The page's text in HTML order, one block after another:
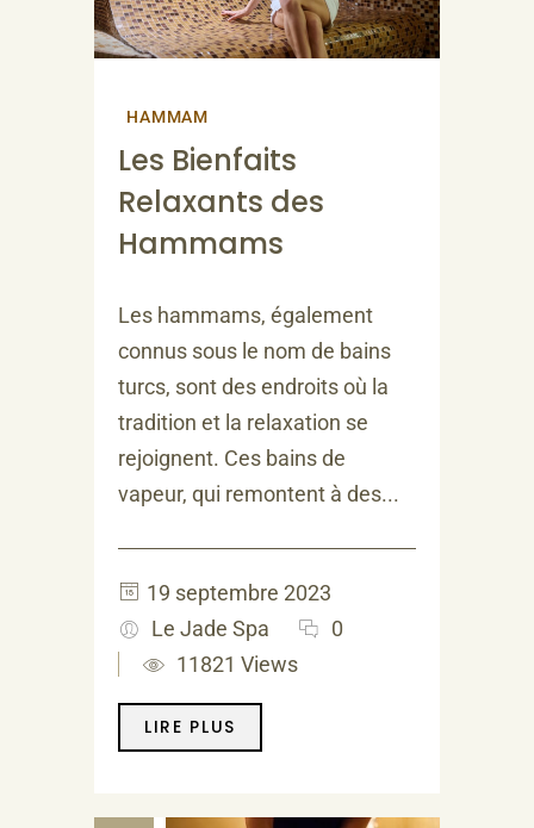
HAMMAM
Les Bienfaits
Relaxants des
Hammams
Les hammams, également
connus sous le nom de bains
turcs, sont des endroits où la
tradition et la relaxation se
rejoignent. Ces bains de
vapeur, qui remontent à des...
19 septembre 2023
0
Le Jade Spa
11821 Views
LIRE PLUS